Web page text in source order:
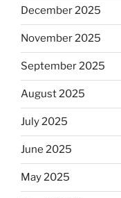
December 2025
November 2025
September 2025
August 2025
July 2025
June 2025
May 2025